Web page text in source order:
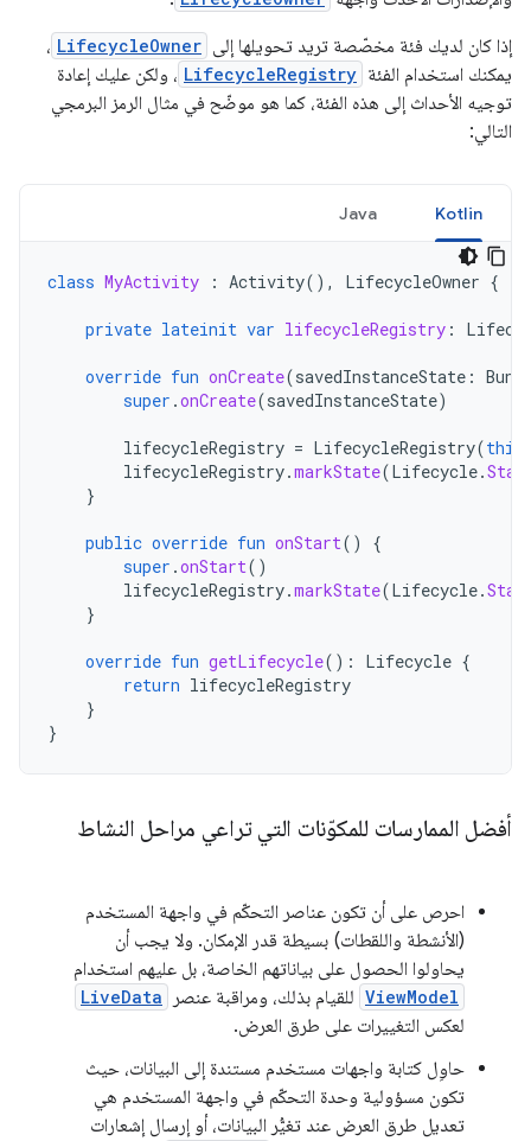
إذا كان لديك فئة مخصّصة تريد تحويلها إلى LifecycleOwner ،
يمكنك استخدام الفئة LifecycleRegistry ، ولكن عليك إعادة
توجيه الأحداث إلى هذه الفئة، كما هو موضّح في مثال الرمز البرمجي
التالي:
Kotlin
Java
class MyActivity : Activity(), LifecycleOwner {
private lateinit var lifecycleRegistry :
override fun onCreate(savedInstanceState :
super .onCreate(savedInstanceState)
lifecycleRegistry = LifecycleRegistry(this
lifecycleRegistry.markState(Lifecycle.
}
public override fun onStart()
{
super .onStart()
lifecycleRegistry.markState(Lifecycle.
}
override fun getLifecycle(): Lifecycle {
return lifecycleRegistry
}
}
أفضل الممارسات للمكوّنات التي تراعي مراحل النشاط
احرص على أن تكون عناصر التحكّم في واجهة المستخدم
(الأنشطة واللقطات) بسيطة قدر الإمكان. ولا يجب أن
يحاولوا الحصول على بياناتهم الخاصة، بل عليهم استخدام
ViewModel للقيام بذلك، ومراقبة عنصر LiveData
لعكس التغييرات على طرق العرض.
حاوِل كتابة واجهات مستخدم مستندة إلى البيانات، حيث
تكون مسؤولية وحدة التحكّم في واجهة المستخدم هي
تعديل طرق العرض عند تغيُّر البيانات، أو إرسال إشعارات